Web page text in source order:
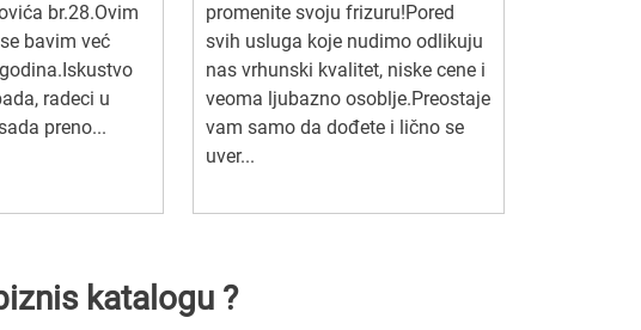
br.28.Ovim
bavim već
radeci u
preno...
promenite svoju frizuru!Pored
svih usluga koje nudimo odlikuju
nas vrhunski kvalitet, niske cene i
veoma ljubazno osoblje.Preostaje
vam samo da dođete i lično se
uver...
katalogu ?